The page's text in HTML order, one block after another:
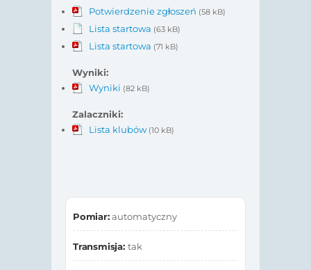
Potwierdzenie zgłoszeń (58 kB)
Lista startowa (63 kB)
Lista startowa (71 kB)
Wyniki:
Wyniki (82 kB)
Zalaczniki:
Lista klubów (10 kB)
Pomiar:automatyczny
Transmisja: tak